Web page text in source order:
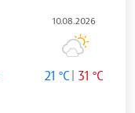
10.08.2026
21 °C 31 °C